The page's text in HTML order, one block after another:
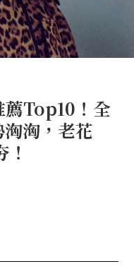
Top10！全
洶，老花